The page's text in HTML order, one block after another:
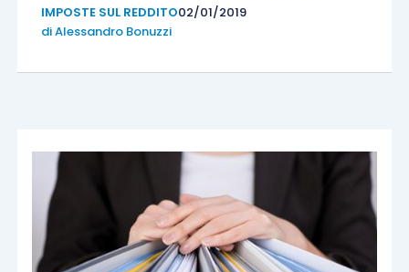
IMPOSTE SUL REDDITO02/01/2019
diAlessandro Bonuzzi